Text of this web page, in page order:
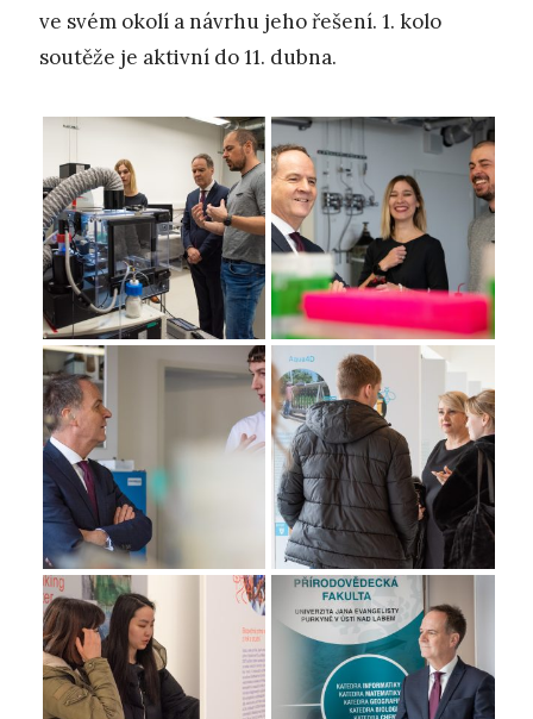
ve svém okolí a návrhu jeho řešení. 1. kolo
soutěže je aktivní do 11. dubna.